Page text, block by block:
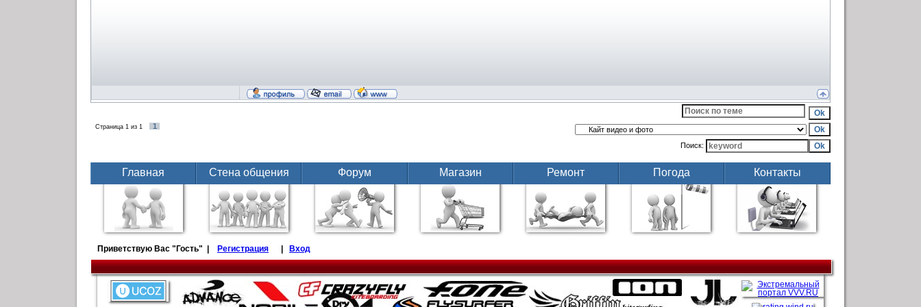
Страница 1 из 1 1
Поиск:
Главная Стена общения Форум Магазин Ремонт Погода Контакты
Приветствую Вас "Гость" | Регистрация Вход